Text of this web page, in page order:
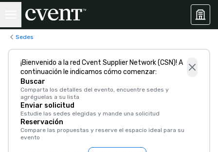
Sedes
¡Bienvenido a la red Cvent Supplier Network (CSN)! A
continuación le indicamos cómo comenzar:
Buscar
Comparta los detalles del evento, encuentre sedes y
agréguelas a su lista
Enviar solicitud
Estudie las sedes elegidas y mande una solicitud
Reservación
Compare las propuestas y reserve el espacio ideal para su
evento